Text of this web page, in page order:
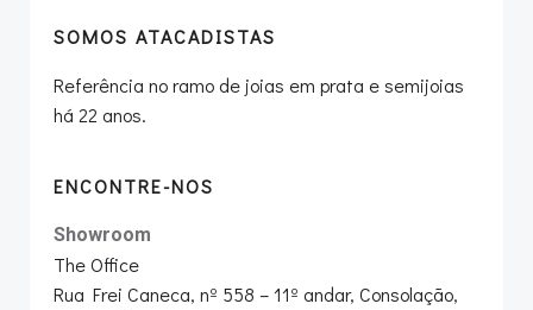
SOMOS ATACADISTAS
Referência no ramo de joias em prata e semijoias
há 22 anos.
ENCONTRE-NOS
Showroom
The Office
Rua Frei Caneca, nº 558 – 11º andar, Consolação,